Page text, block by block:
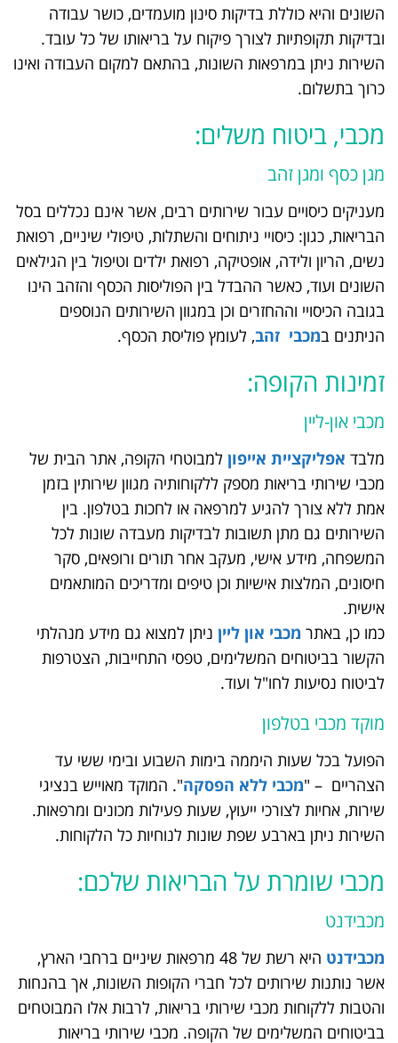
השונים והיא כוללת בדיקות סינון מועמדים, כושר עבודה
ובדיקות תקופתיות לצורך פיקוח על בריאותו של כל עובד.
השירות ניתן במרפאות השונות, בהתאם למקום העבודה ואינו
כרוך בתשלום.
מכבי, ביטוח משלים:
מגן כסף ומגן זהב
מעניקים כיסויים עבור שירותים רבים, אשר אינם נכללים בסל
הבריאות, כגון: כיסויי ניתוחים והשתלות, טיפולי שיניים, רפואת
נשים, הריון ולידה, אופטיקה, רפואת ילדים וטיפול בין הגילאים
השונים ועוד, כאשר ההבדל בין הפוליסות הכסף והזהב הינו
בגובה הכיסויי וההחזרים וכן במגוון השירותים הנוספים
הניתנים במכבי זהב, לעומץ פוליסת הכסף.
זמינות הקופה:
מכבי און-ליין
מלבד אפליקציית אייפון למבוטחי הקופה, אתר הבית של
מכבי שירותי בריאות מספק ללקוחותיה מגוון שירותין בזמן
אמת ללא צורך להגיע למרפאה או לחכות בטלפון. בין
השירותים גם מתן תשובות לבדיקות מעבדה שונות לכל
המשפחה, מידע אישי, מעקב אחר תורים ורופאים, סקר
חיסונים, המלצות אישיות וכן טיפים ומדריכים המותאמים
אישית.
כמו כן, באתר מכבי און ליין ניתן למצוא גם מידע מנהלתי
הקשור בביטוחים המשלימים, טפסי התחייבות, הצטרפות
לביטוח נסיעות לחו"ל ועוד.
מוקד מכבי בטלפון
הפועל בכל שעות היממה בימות השבוע ובימי ששי עד
הצהריים – "מכבי ללא הפסקה". המוקד מאוייש בנציגי
שירות, אחיות לצורכי ייעוץ, שעות פעילות מכונים ומרפאות.
השירות ניתן בארבע שפת שונות לנוחיות כל הלקוחות.
מכבי שומרת על הבריאות שלכם:
מכבידנט
מכבידנט
היא רשת של 48 מרפאות שיניים ברחבי הארץ,
אשר נותנות שירותים לכל חברי הקופות השונות, אך בהנחות
והטבות ללקוחות מכבי שירותי בריאות, לרבות אלו המבוטחים
בביטוחים המשלימים של הקופה. מכבי שירותי בריאות